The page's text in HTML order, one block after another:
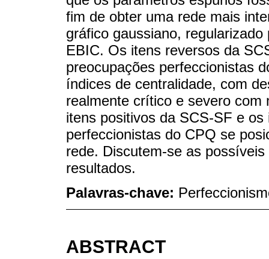
fim de obter uma rede mais
gráfico gaussiano,
EBIC. Os itens reversos da
preocupações perfeccionistas
índices de centralidade, com
realmente crítico e severo com
itens positivos da SCS-SF e
perfeccionistas do CPQ se
rede. Discutem-se as
resultados.
Palavras-chave:
ABSTRACT